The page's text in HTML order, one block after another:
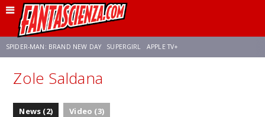
SPIDER-MAN: BRAND NEW DAY SUPERGIRL APPLE TV+
FRANCO RICCIARDIELLO ZENDAYA
Zole Saldana
News (2) Video (3)